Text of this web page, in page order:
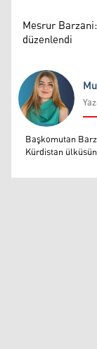
Mesrur
düzenlendi
Muazzez
Başkomutan
Kürdistan